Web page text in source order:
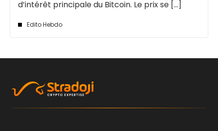
d’intérêt principale du Bitcoin. Le prix se [...]
Edito Hebdo